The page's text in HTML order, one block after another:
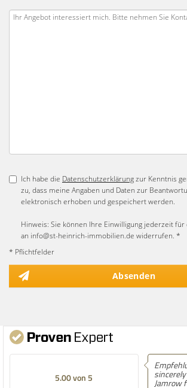
Ich habe die Datenschutzerklärungzur Kenntnis
zu, dass meine Angaben und Daten zur
elektronisch erhoben und gespeichert werden.
Hinweis: Sie können Ihre Einwilligung jederzeit
an info@st-heinrich-immobilien.de widerrufen. *
* Pflichtfelder
Absenden
Empfehlung! I would like
sincerely thank Ms.
Jamrow for her excellent